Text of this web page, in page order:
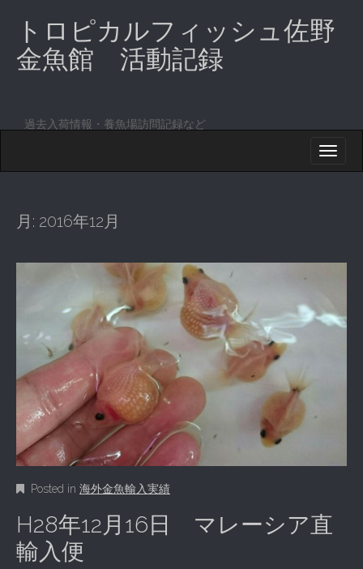
トロピカルフィッシュ佐野
金魚館 活動記録
過去入荷情報・養魚場訪問記録など
N
M
O
C
N
月: 2016年12月
Posted in 海外金魚輸入実績
H28年12月16日 マレーシア直
輸入便